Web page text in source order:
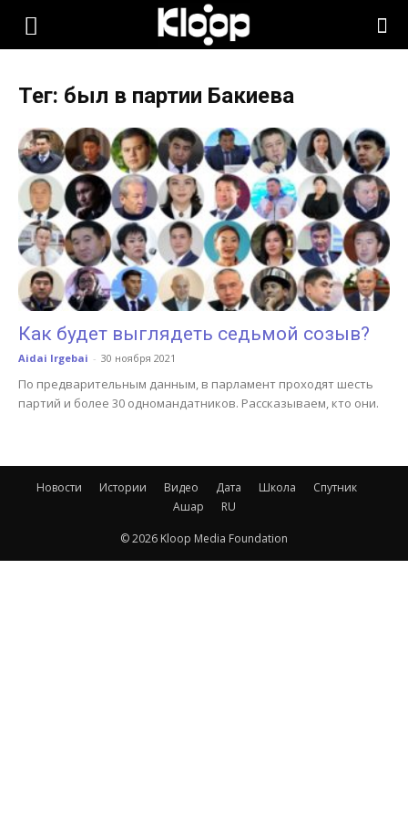
KLOOP.KG
Новости
Кыргызстана
Тег: был в партии Бакиева
Как будет выглядеть седьмой созыв?
Aidai Irgebai - 30 ноября 2021
По предварительным данным, в парламент проходят шесть
партий и более 30 одномандатников. Рассказываем, кто они.
Новости Истории Видео Дата Школа
Спутник
Ашар
RU
© 2026 Kloop Media Foundation